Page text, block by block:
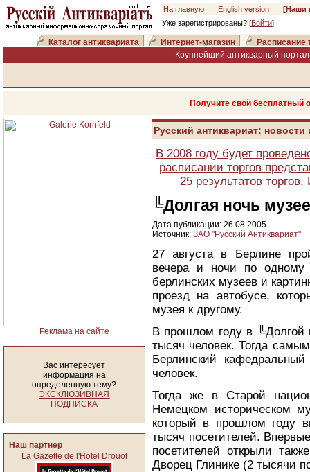
На главную English version [Наши
Уже зарегистрированы? [Войти]
Каталог антиквариата Интернет-магазин
Расписание
Крупнейший антикварный
Получите свой
Реклама на сайте
Вас интересует
информация на
определенную тему?
ЭКСКЛЮЗИВНАЯ
ПОДПИСКА
Наш партнер
La Gazette de l'Hotel Drouot
Русский антиквариат:
В 2008 году будет
расписании торгов
25 результатов
╚Долгая ночь
Дата публикации: 26.08.2005
Источник: ЗАО "Русский Антиквариат"
27 августа в Берлине
вечера и ночи по
берлинских музеев и
проезд на автобусе,
музея к другому.
В прошлом году в ╚Долгой
тысяч человек. Тогда
Берлинский
человек.
Тогда же в Старой
Немецком историческом
который в прошлом году
тысяч посетителей.
посетителей открыли
Дворец Глинике (2 тысячи